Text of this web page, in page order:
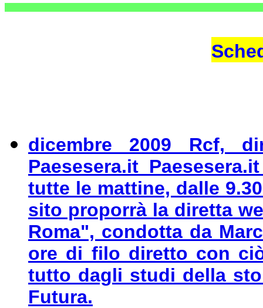
dicembre 2009 Rcf,
Paesesera.it
tutte le mattine, dalle
sito proporrà la diretta
Roma", condotta da
ore di filo diretto con
tutto dagli studi della
Futura.